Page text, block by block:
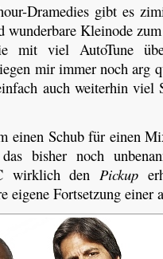
Dramedies gibt es
wunderbare Kleinode
mit viel AutoTune
mir immer noch arg
auch weiterhin viel
einen Schub für einen
bisher noch
wirklich den Pickup
eigene Fortsetzung einer